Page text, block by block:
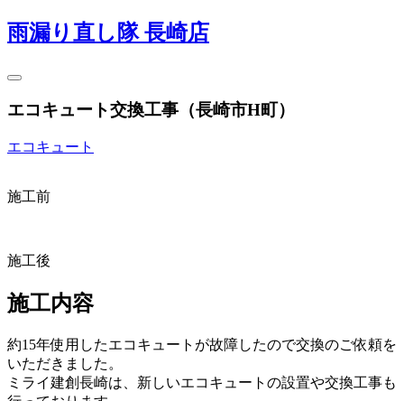
雨漏り直し隊 長崎店
エコキュート交換工事（長崎市H町）
エコキュート
施工前
施工後
施工内容
約15年使用したエコキュートが故障したので交換のご依頼を
いただきました。
ミライ建創長崎は、新しいエコキュートの設置や交換工事も